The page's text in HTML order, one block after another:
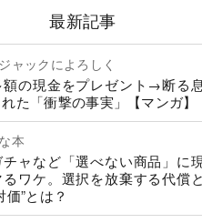
最新記事
ャックによろしく
額の現金をプレゼント→断る
た「衝撃の事実」【マンガ】
本
ャなど「選べない商品」に
るワケ。選択を放棄する代償
価”とは？